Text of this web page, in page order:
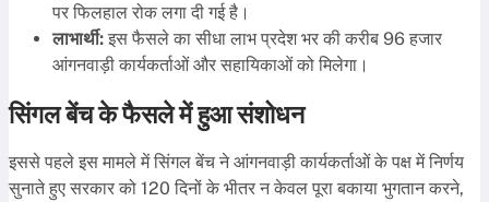
पर फिलहाल रोक लगा दी गई है।
लाभार्थी: इस फैसले का सीधा लाभ प्रदेश भर की करीब 96 हजार
आंगनवाड़ी कार्यकर्ताओं और सहायिकाओं को मिलेगा।
सिंगल बेंच के फैसले में हुआ संशोधन
इससे पहले इस मामले में सिंगल बेंच ने आंगनवाड़ी कार्यकर्ताओं के पक्ष में निर्णय
सुनाते हुए सरकार को 120 दिनों के भीतर न केवल पूरा बकाया भुगतान करने,